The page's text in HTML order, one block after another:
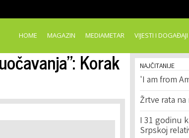
content
HOME MAGAZIN MEDIAMETAR VIJESTI I DOGAĐAJI
Korak NAJČITANIJE
'I am from
Žrtve rata
I 31 godinu
Srpskoj